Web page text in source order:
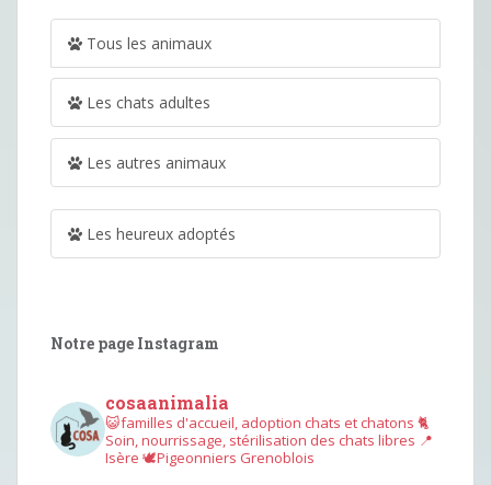
Tous les animaux
Les chats adultes
Les autres animaux
Les heureux adoptés
Notre page Instagram
cosaanimalia
😺familles d'accueil, adoption chats et chatons 🐈
Soin, nourrissage, stérilisation des chats libres 📍
Isère 🕊︎Pigeonniers Grenoblois